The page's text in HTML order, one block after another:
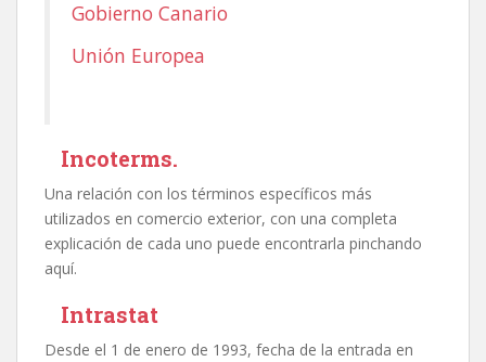
Gobierno Canario
Unión Europea
Incoterms.
Una relación con los términos específicos más
utilizados en comercio exterior, con una completa
explicación de cada uno puede encontrarla pinchando
aquí.
Intrastat
Desde el 1 de enero de 1993, fecha de la entrada en